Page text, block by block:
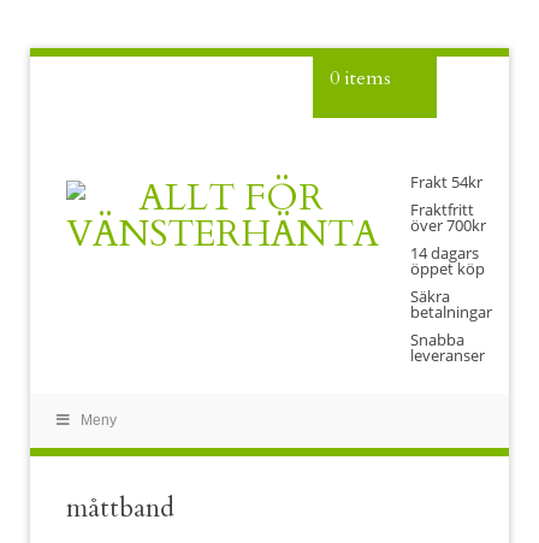
0 items
Frakt 54kr
Fraktfritt
över 700kr
14 dagars
öppet köp
Säkra
betalningar
Snabba
leveranser
Meny
måttband